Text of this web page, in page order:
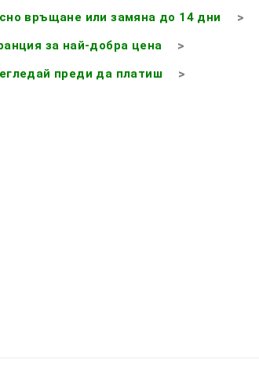
връщане или замяна до 14 дни
за най-добра цена
преди да платиш